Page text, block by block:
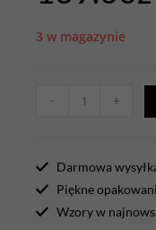
3 w magazynie
- +
Darmowa
Piękne
Wzory w